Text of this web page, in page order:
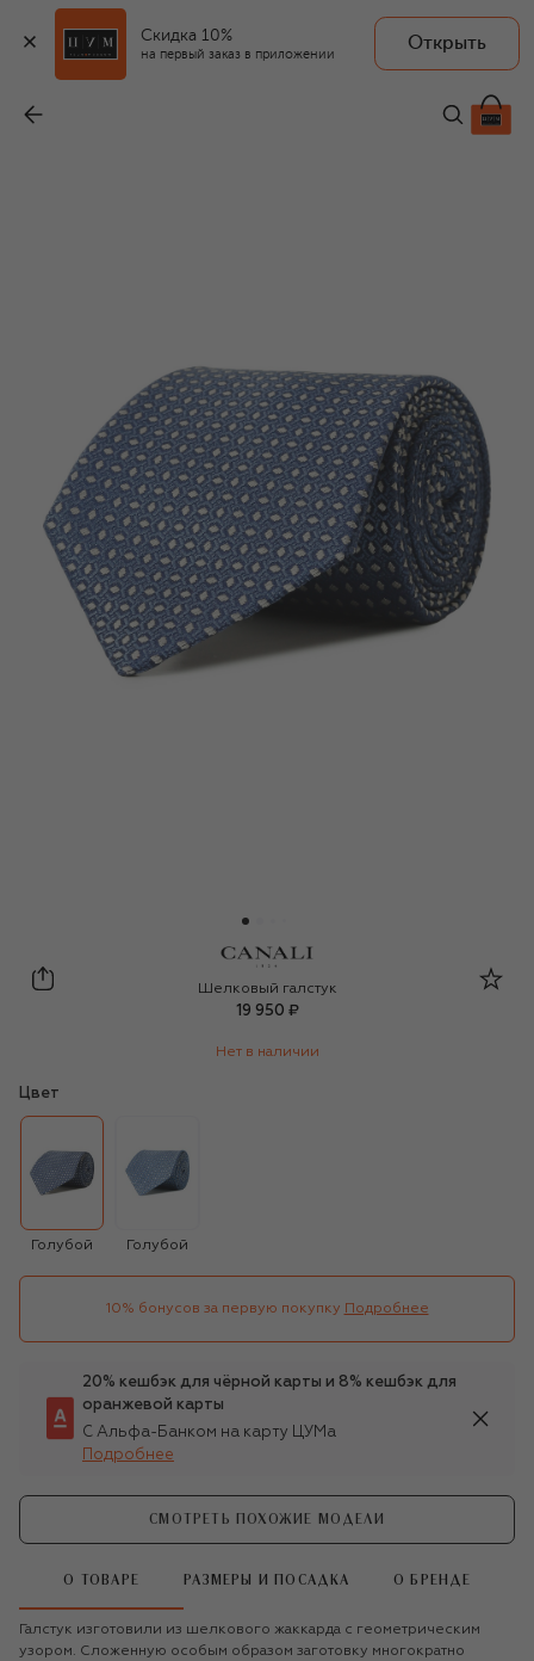
Скидка 10%
на первый заказ в приложении
Открыть
19 950 ₽
Canali
Шелковый галстук
19 950 ₽
Нет в наличии
Цвет
Голубой Голубой
10% бонусов за первую покупку Подробнее
20% кешбэк для чёрной карты и 8% кешбэк для
оранжевой карты
С Альфа-Банком на карту ЦУМа
Подробнее
СМОТРЕТЬ ПОХОЖИЕ МОДЕЛИ
О ТОВАРЕ РАЗМЕРЫ И ПОСАДКА О БРЕНДЕ
Галстук изготовили из шелкового жаккарда с геометрическим
узором. Сложенную особым образом заготовку многократно